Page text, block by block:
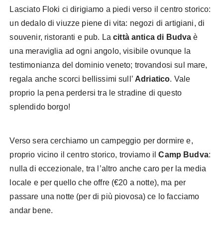
Lasciato Floki ci dirigiamo a piedi verso il centro storico:
un dedalo di viuzze piene di vita: negozi di artigiani, di
souvenir, ristoranti e pub. Lacittà antica di Budva è
una meraviglia ad ogni angolo, visibile ovunque la
testimonianza del dominio veneto; trovandosi sul mare,
regala anche scorci bellissimi sull’ Adriatico. Vale
proprio la pena perdersi tra le stradine di questo
splendido borgo!
Verso sera cerchiamo un campeggio per dormire e,
proprio vicino il centro storico, troviamo ilCamp Budva:
nulla di eccezionale, tra l’altro anche caro per la media
locale e per quello che offre (€20 a notte), ma per
passare una notte (per di più piovosa) ce lo facciamo
andar bene.